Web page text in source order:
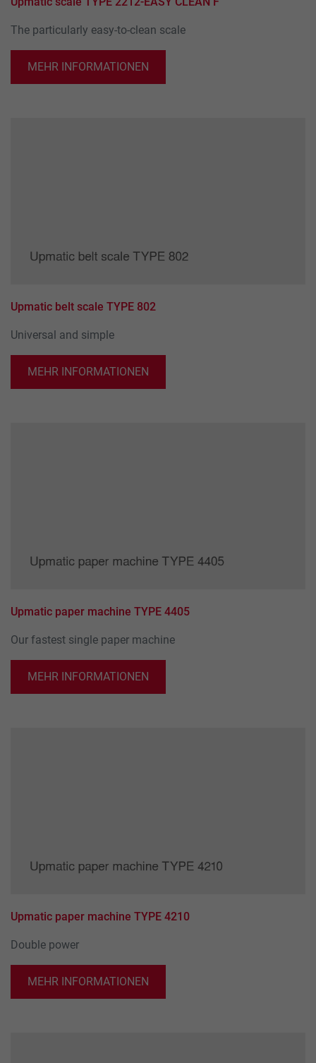
The particularly easy-to-clean scale
MEHR INFORMATIONEN
Upmatic belt scale TYPE 802
Universal and simple
MEHR INFORMATIONEN
Upmatic paper machine TYPE 4405
Our fastest single paper machine
MEHR INFORMATIONEN
Upmatic paper machine TYPE 4210
Double power
MEHR INFORMATIONEN